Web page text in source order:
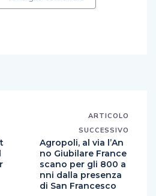
ARTICOLO
SUCCESSIVO
Agropoli, al via l’An
no Giubilare France
scano per gli 800 a
nni dalla presenza
di San Francesco